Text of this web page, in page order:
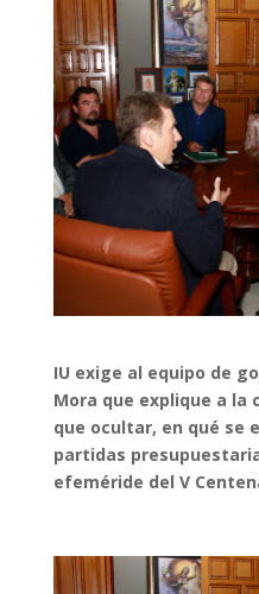
IU exige al equipo de
Mora que explique a la
que ocultar, en qué se
partidas
efeméride del V